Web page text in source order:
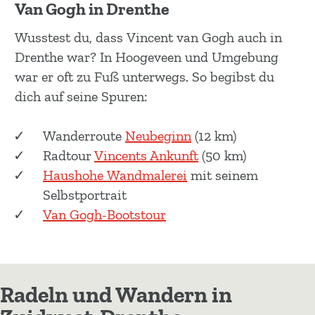
Van Gogh in Drenthe
Wusstest du, dass Vincent van Gogh auch in
Drenthe war? In Hoogeveen und Umgebung
war er oft zu Fuß unterwegs. So begibst du
dich auf seine Spuren:
Wanderroute Neubeginn(12 km)
RadtourVincents Ankunft(50 km)
Haushohe Wandmalerei mit seinem
Selbstportrait
Van Gogh-Bootstour
Radeln und Wandern in